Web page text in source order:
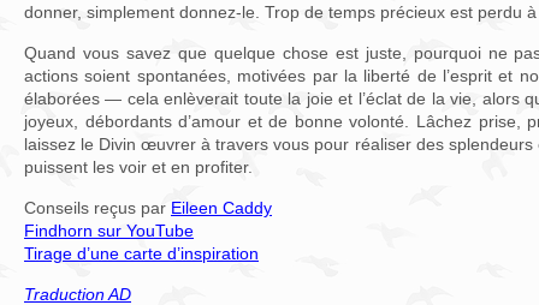
donner, simplement donnez-le. Trop de temps précieux est perdu
Quand vous savez que quelque chose est juste, pourquoi ne
actions soient spontanées, motivées par la liberté de l’esprit et
élaborées — cela enlèverait toute la joie et l’éclat de la vie, alors
joyeux, débordants d’amour et de bonne volonté. Lâchez prise,
laissez le Divin œuvrer à travers vous pour réaliser des
puissent les voir et en profiter.
Conseils reçus par Eileen Caddy
Findhorn sur YouTube
Tirage d’une carte d’inspiration
Traduction AD